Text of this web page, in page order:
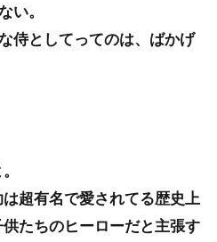
い。
侍としてってのは、ばかげ
超有名で愛されてる歴史上
たちのヒーローだと主張す